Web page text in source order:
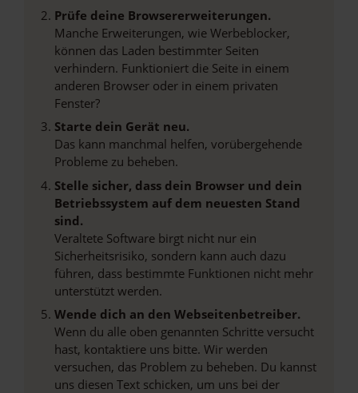
Prüfe deine Browsererweiterungen.
Manche Erweiterungen, wie Werbeblocker,
können das Laden bestimmter Seiten
verhindern. Funktioniert die Seite in einem
anderen Browser oder in einem privaten
Fenster?
Starte dein Gerät neu.
Das kann manchmal helfen, vorübergehende
Probleme zu beheben.
Stelle sicher, dass dein Browser und dein
Betriebssystem auf dem neuesten Stand
sind.
Veraltete Software birgt nicht nur ein
Sicherheitsrisiko, sondern kann auch dazu
führen, dass bestimmte Funktionen nicht mehr
unterstützt werden.
Wende dich an den Webseitenbetreiber.
Wenn du alle oben genannten Schritte versucht
hast, kontaktiere uns bitte. Wir werden
versuchen, das Problem zu beheben. Du kannst
uns diesen Text schicken, um uns bei der